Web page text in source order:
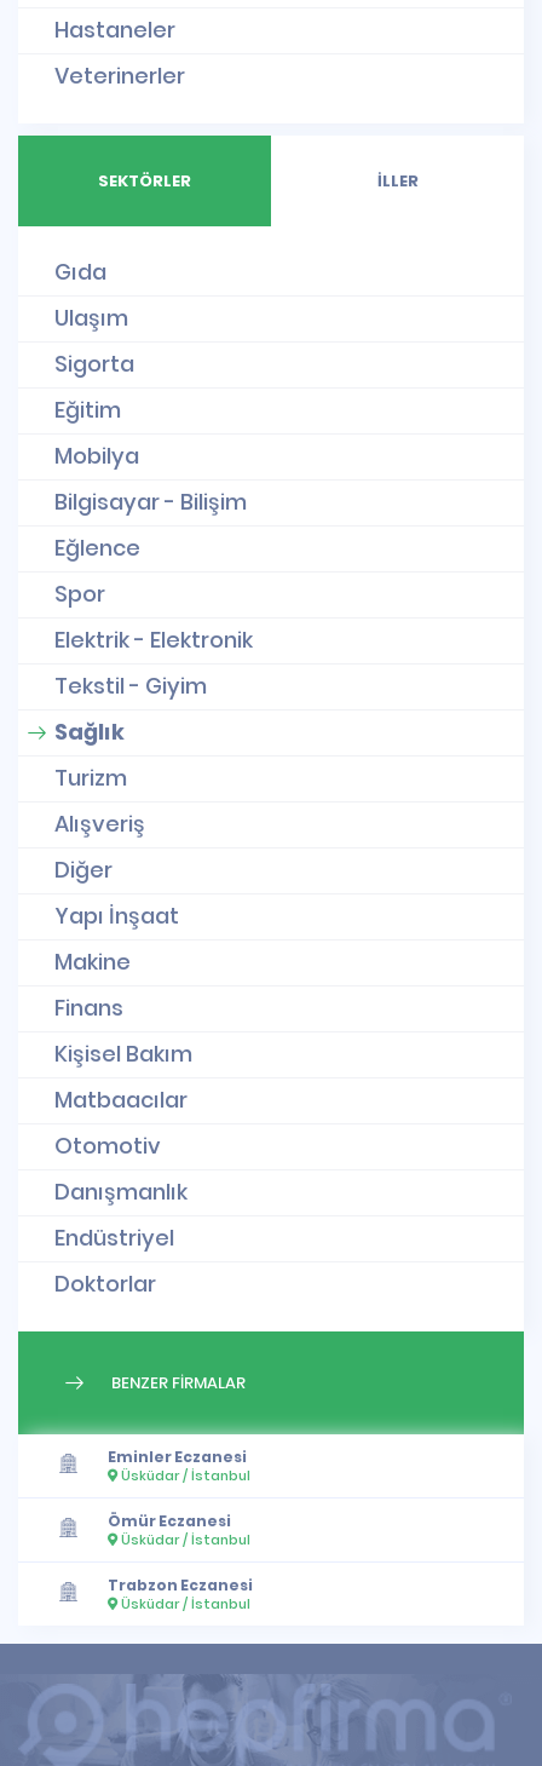
Hastaneler
Veterinerler
SEKTÖRLER İLLER
Gıda
Ulaşım
Sigorta
Eğitim
Mobilya
Bilgisayar - Bilişim
Eğlence
Spor
Elektrik - Elektronik
Tekstil - Giyim
Sağlık
Turizm
Alışveriş
Diğer
Yapı İnşaat
Makine
Finans
Kişisel Bakım
Matbaacılar
Otomotiv
Danışmanlık
Endüstriyel
Doktorlar
BENZER FİRMALAR
Eminler Eczanesi
Üsküdar / İstanbul
Ömür Eczanesi
Üsküdar / İstanbul
Trabzon Eczanesi
Üsküdar / İstanbul